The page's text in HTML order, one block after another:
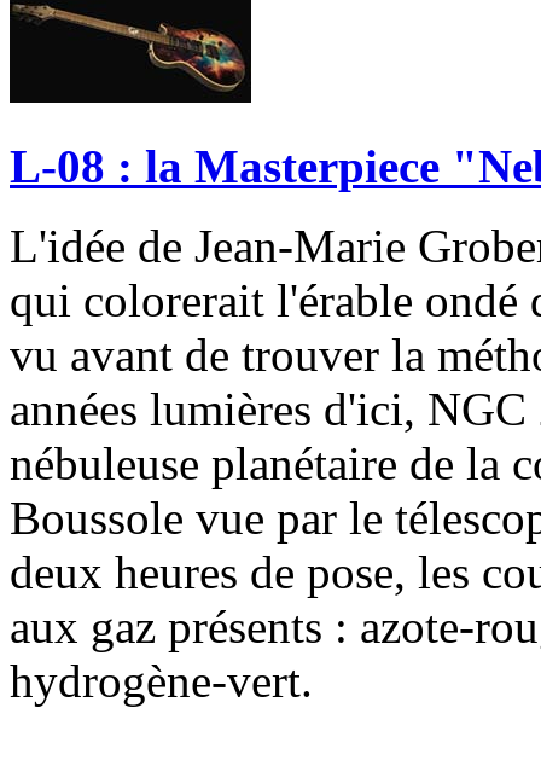
L-08 : la Masterpiece
L'idée de Jean-Marie
qui colorerait l'érable ondé
vu avant de trouver la
années lumières d'ici, NGC
nébuleuse planétaire de la
Boussole vue par le
deux heures de pose, les
aux gaz présents : azote-
hydrogène-vert.